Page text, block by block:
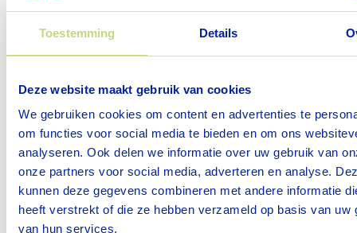
Toestemming Details
Deze website maakt gebruik van cookies
We gebruiken cookies om content en advertenties te
om functies voor social media te bieden en om ons
analyseren. Ook delen we informatie over uw gebruik van
onze partners voor social media, adverteren en analyse.
kunnen deze gegevens combineren met andere informatie
heeft verstrekt of die ze hebben verzameld op basis van uw
van hun services.
Inrichting kamer
Elke kamer is ingericht met:
Kledingkast
Tafel met 2 stoelen
Televisie
Wandplankjes, een klok, wasmand en
prullenbak
Neem gerust wat foto's of andere kleine, dierbare